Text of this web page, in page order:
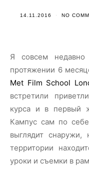
14.11.2016 NO
Я совсем
протяжении 6
Met Film School
встретили
курса и в первый
Кампус сам по
выглядит
территории
уроки и съемки в